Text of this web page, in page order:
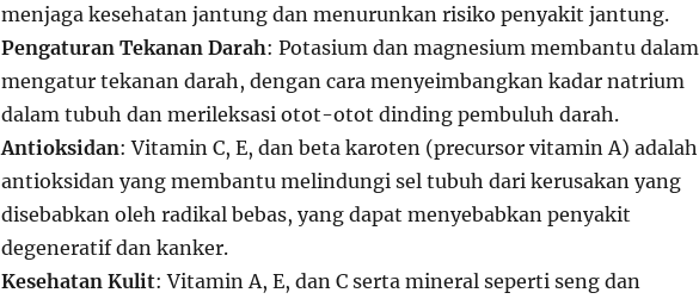
menjaga kesehatan jantung dan menurunkan risiko penyakit jantung.
Pengaturan Tekanan Darah: Potasium dan magnesium membantu dalam
mengatur tekanan darah, dengan cara menyeimbangkan kadar natrium
dalam tubuh dan merileksasi otot-otot dinding pembuluh darah.
Antioksidan: Vitamin C, E, dan beta karoten (precursor vitamin A) adalah
antioksidan yang membantu melindungi sel tubuh dari kerusakan yang
disebabkan oleh radikal bebas, yang dapat menyebabkan penyakit
degeneratif dan kanker.
Kesehatan Kulit: Vitamin A, E, dan C serta mineral seperti seng dan